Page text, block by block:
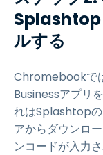
Splashtop
ルする
Chromebookで
Businessアプリ
れはSplashtop
アからダウンロ
ンコードが入力